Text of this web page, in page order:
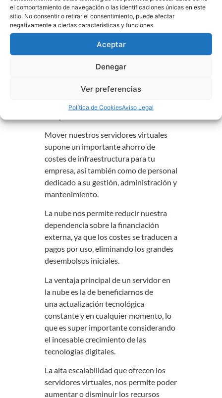
el comportamiento de navegación o las identificaciones únicas en este
sitio. No consentir o retirar el consentimiento, puede afectar
negativamente a ciertas características y funciones.
Aceptar
Denegar
Ver preferencias
Política de CookiesAviso Legal
pueden incluir en el mismo paquete de
servicios y externalizarlo en una
Ventajas de la nube vs
servidor físico
Decantarte por un servidor virtual.
presenta múltiples ventajas frente a
Mover nuestros servidores virtuales
supone un importante ahorro de
costes de infraestructura para tu
empresa, así también como de personal
dedicado a su gestión, administración y
mantenimiento.
La nube nos permite reducir nuestra
dependencia sobre la financiación
externa, ya que los costes se traducen a
pagos por uso, eliminando los grandes
desembolsos iniciales.
La ventaja principal de un servidor en
la nube es la de beneficiarnos de
una actualización tecnológica
constante y en cualquier momento, lo
que es super importante considerando
el incesable crecimiento de las
tecnologías digitales.
La alta escalabilidad que ofrecen los
servidores virtuales, nos permite poder
aumentar o disminuir los recursos